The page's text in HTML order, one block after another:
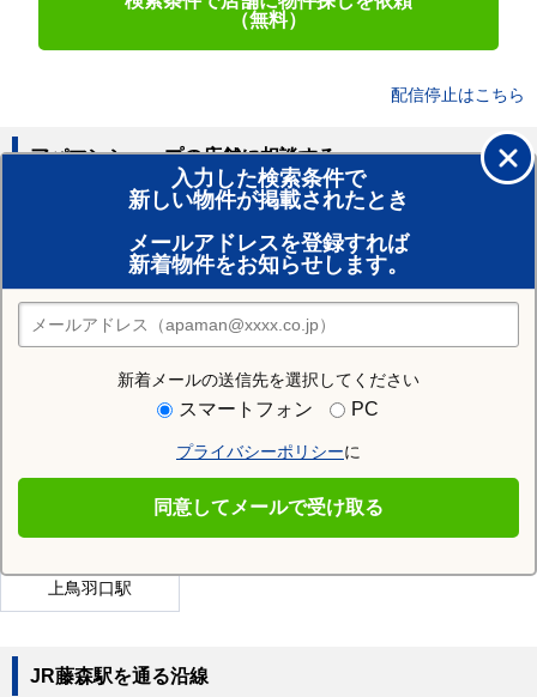
（無料）
配信停止はこちら
入力した検索条件で
新しい物件が掲載されたとき
メールアドレスを登録すれば
新着物件をお知らせします。
新着メールの送信先を選択してください
スマートフォン PC
プライバシーポリシーに
同意してメールで受け取る
アパマンショップの店舗に相談する
賃貸のプロがお部屋探し！
おまかせ物件リクエスト
住みたい街の店舗を探す
店舗検索
桃山御陵前駅
淀駅 丹波橋駅 中書島駅
上鳥羽口駅
JR藤森駅を通る沿線